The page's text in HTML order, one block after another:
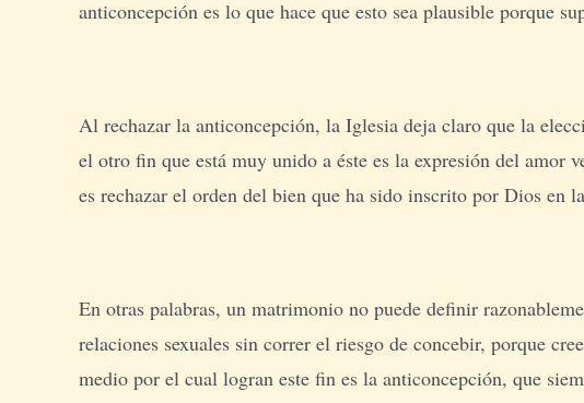
anticoncepción es lo que hace que esto sea plausible porque
Al rechazar la anticoncepción, la Iglesia deja claro que la
el otro fin que está muy unido a éste es la expresión del amor
es rechazar el orden del bien que ha sido inscrito por Dios en
En otras palabras, un matrimonio no puede definir
relaciones sexuales sin correr el riesgo de concebir, porque
medio por el cual logran este fin es la anticoncepción, que